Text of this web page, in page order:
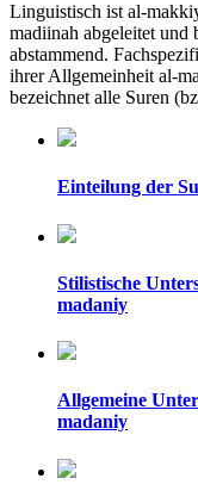
Linguistisch ist al-
madiinah abgeleitet und
abstammend.
ihrer Allgemeinheit al-
bezeichnet alle Suren
Einteilung der
Stilistische
madaniy
Allgemeine
madaniy